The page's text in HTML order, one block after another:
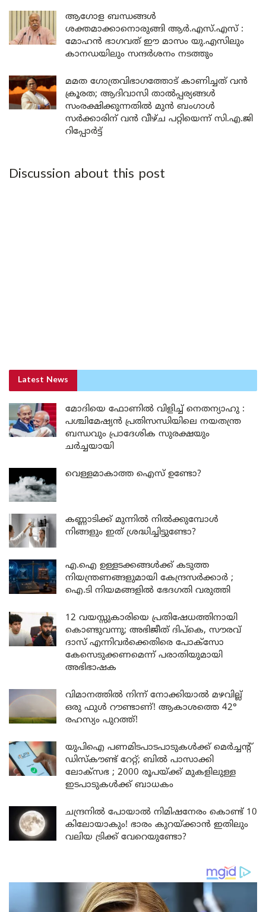
ആഗോള ബന്ധങ്ങൾ
ശക്തമാക്കാനൊരുങ്ങി ആർ.എസ്.എസ് :
മോഹൻ ഭാഗവത് ഈ മാസം യു.എസിലും
കാനഡയിലും സന്ദർശനം നടത്തും
മമത ഗോത്രവിഭാഗത്തോട് കാണിച്ചത് വൻ
ക്രൂരത; ആദിവാസി താൽപ്പര്യങ്ങൾ
സംരക്ഷിക്കുന്നതിൽ മുൻ ബംഗാൾ
സർക്കാരിന് വൻ വീഴ്ച പറ്റിയെന്ന് സി.എ.ജി
റിപ്പോർട്ട്
Discussion about this post
Latest News
മോദിയെ ഫോണിൽ വിളിച്ച് നെതന്യാഹു :
പശ്ചിമേഷ്യൻ പ്രതിസന്ധിയിലെ നയതന്ത്ര
ബന്ധവും പ്രാദേശിക സുരക്ഷയും
ചർച്ചയായി
വെള്ളമാകാത്ത ഐസ് ഉണ്ടോ?
കണ്ണാടിക്ക് മുന്നിൽ നിൽക്കുമ്പോൾ
നിങ്ങളും ഇത് ശ്രദ്ധിച്ചിട്ടുണ്ടോ?
എ.ഐ ഉള്ളടക്കങ്ങൾക്ക് കടുത്ത
നിയന്ത്രണങ്ങളുമായി കേന്ദ്രസർക്കാർ ;
ഐ.ടി നിയമങ്ങളിൽ ഭേദഗതി വരുത്തി
12 വയസ്സുകാരിയെ പ്രതിഷേധത്തിനായി
കൊണ്ടുവന്നു; അഭിജീത് ദിപ്കെ, സൗരവ്
ദാസ് എന്നിവർക്കെതിരെ പോക്സോ
കേസെടുക്കണമെന്ന് പരാതിയുമായി
അഭിഭാഷക
വിമാനത്തിൽ നിന്ന് നോക്കിയാൽ മഴവില്ല്
ഒരു ഫുൾ റൗണ്ടാണ്! ആകാശത്തെ 42°
രഹസ്യം പുറത്ത്!
യുപിഐ പണമിടപാടപാടുകൾക്ക് മെർച്ചന്റ്
ഡിസ്കൗണ്ട് റേറ്റ്; ബിൽ പാസാക്കി
ലോക്സഭ ; 2000 രൂപയ്ക്ക് മുകളിലുള്ള
ഇടപാടുകൾക്ക് ബാധകം
ചന്ദ്രനിൽ പോയാൽ നിമിഷനേരം കൊണ്ട് 10
കിലോയാകും! ഭാരം കുറയ്ക്കാൻ ഇതിലും
വലിയ ട്രിക്ക് വേറെയുണ്ടോ?